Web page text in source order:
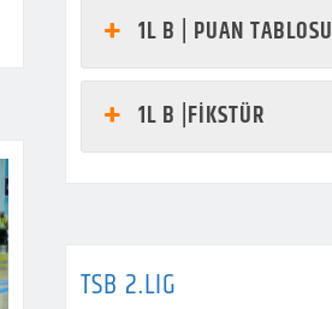
1L B | PUAN TABLOSU
1L B |FİKSTÜR
TSB 2.LIG